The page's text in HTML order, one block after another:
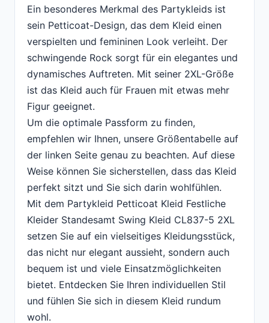
Ein besonderes Merkmal des Partykleids ist
sein Petticoat-Design, das dem Kleid einen
verspielten und femininen Look verleiht. Der
schwingende Rock sorgt für ein elegantes und
dynamisches Auftreten. Mit seiner 2XL-Größe
ist das Kleid auch für Frauen mit etwas mehr
Figur geeignet.
Um die optimale Passform zu finden,
empfehlen wir Ihnen, unsere Größentabelle auf
der linken Seite genau zu beachten. Auf diese
Weise können Sie sicherstellen, dass das Kleid
perfekt sitzt und Sie sich darin wohlfühlen.
Mit dem Partykleid Petticoat Kleid Festliche
Kleider Standesamt Swing Kleid CL837-5 2XL
setzen Sie auf ein vielseitiges Kleidungsstück,
das nicht nur elegant aussieht, sondern auch
bequem ist und viele Einsatzmöglichkeiten
bietet. Entdecken Sie Ihren individuellen Stil
und fühlen Sie sich in diesem Kleid rundum
wohl.